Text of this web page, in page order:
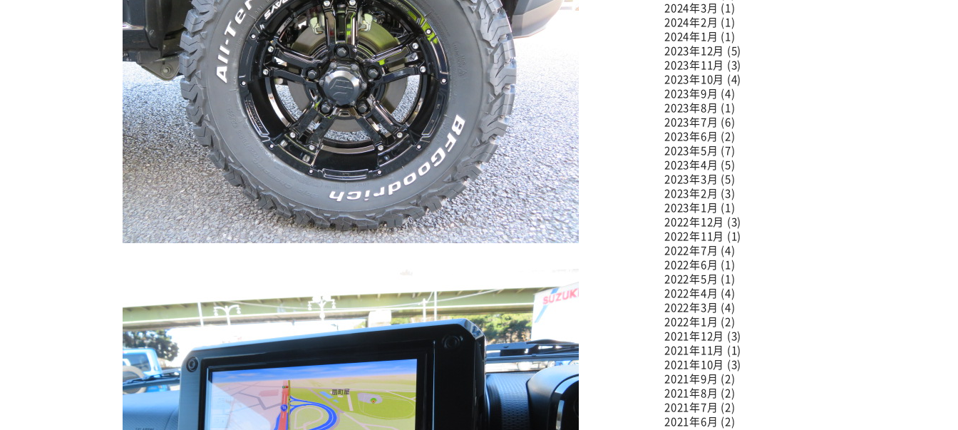
2024年3月 (1)
2024年2月 (1)
2024年1月 (1)
2023年12月 (5)
2023年11月 (3)
2023年10月 (4)
2023年9月 (4)
2023年8月 (1)
2023年7月 (6)
2023年6月 (2)
2023年5月 (7)
2023年4月 (5)
2023年3月 (5)
2023年2月 (3)
2023年1月 (1)
2022年12月 (3)
2022年11月 (1)
2022年7月 (4)
2022年6月 (1)
2022年5月 (1)
2022年4月 (4)
2022年3月 (4)
2022年1月 (2)
2021年12月 (3)
2021年11月 (1)
2021年10月 (3)
2021年9月 (2)
2021年8月 (2)
2021年7月 (2)
2021年6月 (2)